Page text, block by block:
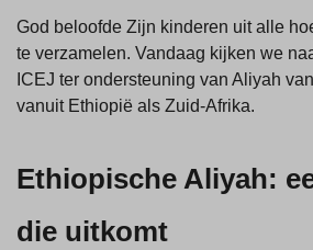
God beloofde Zijn kinderen uit alle
te verzamelen. Vandaag kijken we
ICEJ ter ondersteuning van Aliyah
vanuit Ethiopië als Zuid-Afrika.
Ethiopische Aliyah:
die uitkomt